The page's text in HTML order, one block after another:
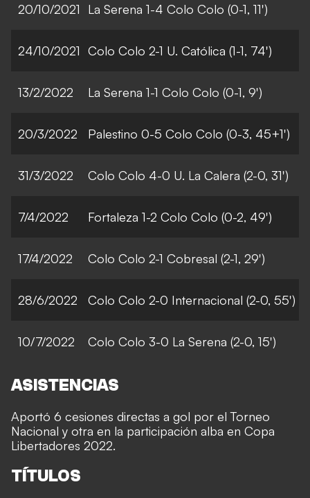
20/10/2021 La Serena 1-4 Colo Colo (0-1, 11')
24/10/2021 Colo Colo 2-1 U. Católica (1-1, 74')
13/2/2022 La Serena 1-1 Colo Colo (0-1, 9')
20/3/2022 Palestino 0-5 Colo Colo (0-3, 45+1')
31/3/2022 Colo Colo 4-0 U. La Calera (2-0, 31')
7/4/2022 Fortaleza 1-2 Colo Colo (0-2, 49')
17/4/2022 Colo Colo 2-1 Cobresal (2-1, 29')
28/6/2022 Colo Colo 2-0 Internacional (2-0, 55')
10/7/2022 Colo Colo 3-0 La Serena (2-0, 15')
ASISTENCIAS
Aportó 6 cesiones directas a gol por el Torneo
Nacional y otra en la participación alba en Copa
Libertadores 2022.
TÍTULOS